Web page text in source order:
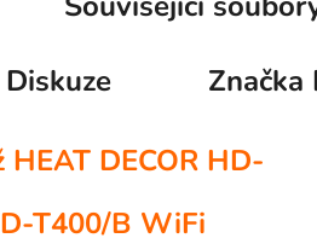
Diskuze
Značka
DECOR HD-
T400/B WiFi